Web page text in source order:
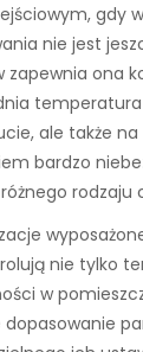
gdy
nie jest
zapewnia ona
temperatura
ale także na
bardzo
rodzaju
nie tylko
w